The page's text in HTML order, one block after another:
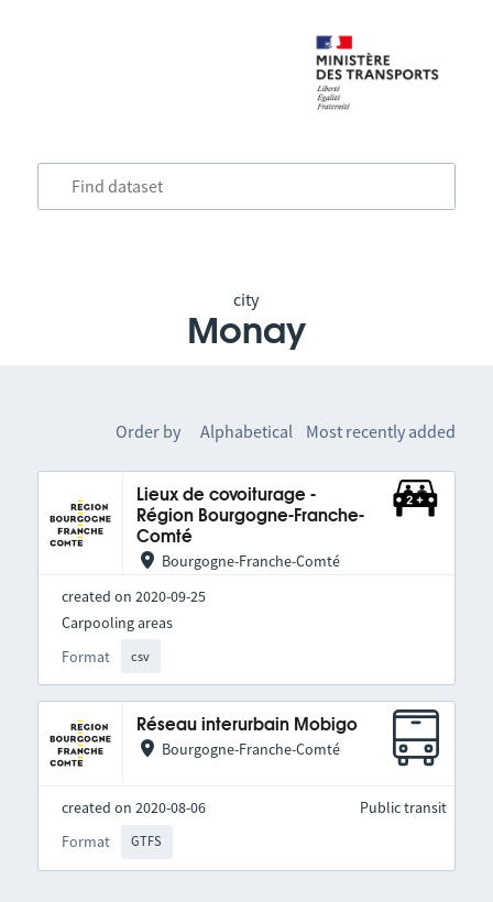
city
Monay
Order by Alphabetical Most recently added
Lieux de covoiturage -
Région Bourgogne-Franche-
Comté
Bourgogne-Franche-Comté
created on 2020-09-25
Format csv
Carpooling areas
Réseau interurbain Mobigo
Bourgogne-Franche-Comté
created on 2020-08-06
Format
GTFS
Public transit